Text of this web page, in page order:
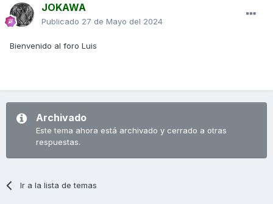
JOKAWA
Publicado 27 de Mayo del 2024
Bienvenido al foro Luis
Archivado
Este tema ahora está archivado y cerrado a otras
respuestas.
Ir a la lista de temas